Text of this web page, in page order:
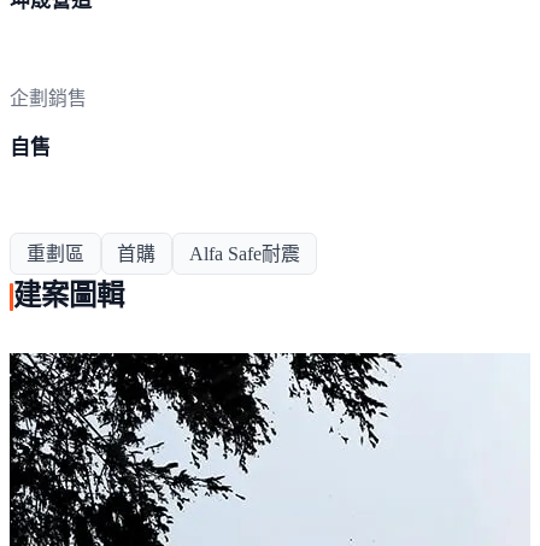
企劃銷售
自售
重劃區 首購 Alfa Safe耐震
建案圖輯